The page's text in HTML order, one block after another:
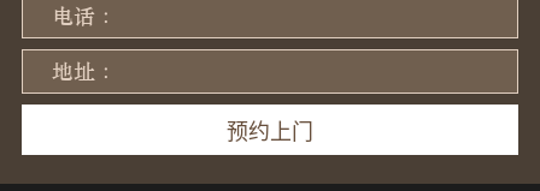
电话 :
地址 :